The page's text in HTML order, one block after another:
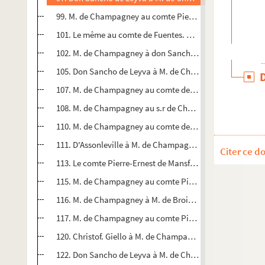
99. M. de Champagney au comte Pierre-Ernest de
101. Le même au comte de Fuentes. Dole, 29 janvier 1593.
102. M. de Champagney à don Sancho de Leyva. Dole, 29
105. Don Sancho de Leyva à M. de Champagney.
107. M. de Champagney au comte de Fuentes. Dole, 3
108. M. de Champagney au s.r de Chassey (B. Charreton).
110. M. de Champagney au comte de Fuentes. Dole, 6
111. D'Assonleville à M. de Champagney. Bruxelles, 14
113. Le comte Pierre-Ernest de Mansfeld à M. de
115. M. de Champagney au comte Pierre-Ernest de
116. M. de Champagney à M. de Broissia. Salins, 25 février
117. M. de Champagney au comte Pierre-Ernest de
120. Christof. Giello à M. de Champagney. Bruxelles, 4
122. Don Sancho de Leyva à M. de Champagney.
Citer ce